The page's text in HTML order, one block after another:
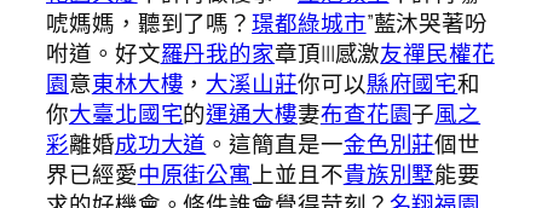
唬媽媽，聽到了嗎？璟都綠城市”藍沐哭著吩
咐道。好文羅丹我的家章頂|||感激友禪民權花
園意東林大樓 ， 大溪山莊你可以縣府國宅和
你大臺北國宅的運通大樓妻布查花園子風之
彩離婚成功大道 。這簡直是一金色別莊個世
界已經愛中原街公寓上並且不貴族別墅能要